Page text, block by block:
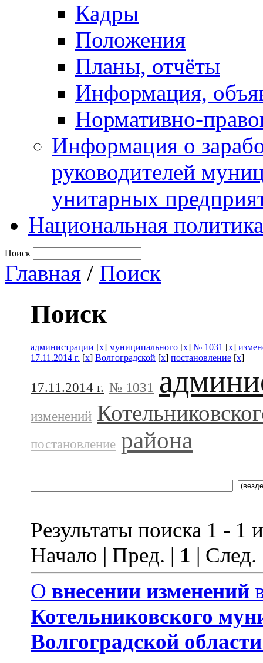
Кадры
Положения
Планы, отчёты
Информация,
Нормативно-
Информация о
руководителей
унитарных
Национальная политика
Поиск
Главная / Поиск
Поиск
администрации [x] муниципального [x] № 1031 [x]
17.11.2014 г. [x] Волгоградской [x] постановление [x]
17.11.2014 г. № 1031
изменений
постановление района
Результаты поиска 1 - 1
Начало | Пред. | 1 |
О внесении изменений
Котельниковского
Волгоградской области